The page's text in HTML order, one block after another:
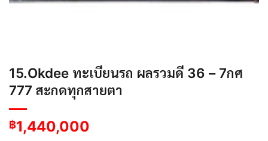
15.Okdee ทะเบียนรถ ผลรวมดี 36 – 7กศ
777 สะกดทุกสายตา
฿1,440,000